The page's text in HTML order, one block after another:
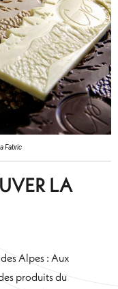
Fabric
LA
Alpes : Aux
produits du